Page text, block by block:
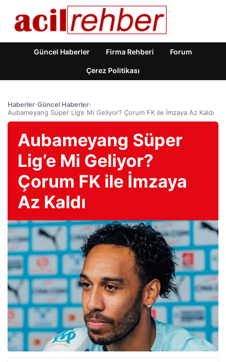
Güncel Haberler Firma Rehberi Forum
Çerez Politikası
Haberler›Güncel Haberler›
Aubameyang Süper Lig’e Mi Geliyor? Çorum FK ile İmzaya Az Kaldı
Aubameyang Süper
Lig’e Mi Geliyor?
Çorum FK ile İmzaya
Az Kaldı